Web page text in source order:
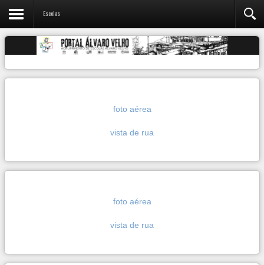
Escolas
foto aérea
vista de rua
foto aérea
vista de rua